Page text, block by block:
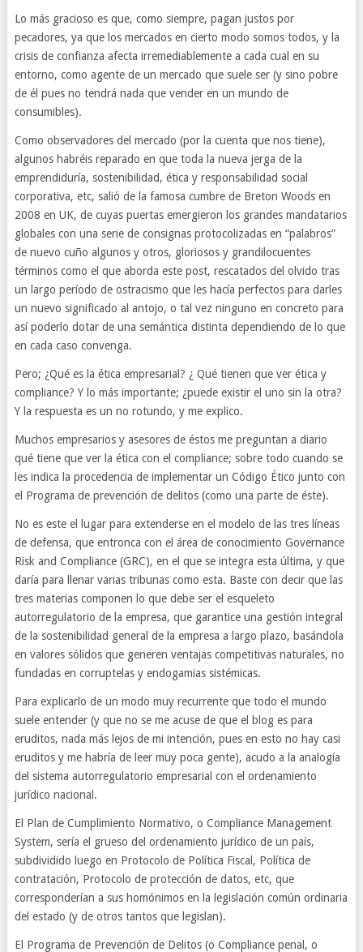
Lo más gracioso es que, como siempre, pagan justos por
pecadores, ya que los mercados en cierto modo somos todos, y la
crisis de confianza afecta irremediablemente a cada cual en su
entorno, como agente de un mercado que suele ser (y sino pobre
de él pues no tendrá nada que vender en un mundo de
consumibles).
Como observadores del mercado (por la cuenta que nos tiene),
algunos habréis reparado en que toda la nueva jerga de la
emprendiduría, sostenibilidad, ética y responsabilidad social
corporativa, etc, salió de la famosa cumbre de Breton Woods en
2008 en UK, de cuyas puertas emergieron los grandes mandatarios
globales con una serie de consignas protocolizadas en “palabros”
de nuevo cuño algunos y otros, gloriosos y grandilocuentes
términos como el que aborda este post, rescatados del olvido tras
un largo período de ostracismo que les hacía perfectos para darles
un nuevo significado al antojo, o tal vez ninguno en concreto para
así poderlo dotar de una semántica distinta dependiendo de lo que
en cada caso convenga.
Pero; ¿Qué es la ética empresarial? ¿ Qué tienen que ver ética y
compliance? Y lo más importante; ¿puede existir el uno sin la otra?
Y la respuesta es un no rotundo, y me explico.
Muchos empresarios y asesores de éstos me preguntan a diario
qué tiene que ver la ética con el compliance; sobre todo cuando se
les indica la procedencia de implementar un Código Ético junto con
el Programa de prevención de delitos (como una parte de éste).
No es este el lugar para extenderse en el modelo de las tres líneas
de defensa, que entronca con el área de conocimiento Governance
Risk and Compliance (GRC), en el que se integra esta última, y que
daría para llenar varias tribunas como esta. Baste con decir que las
tres materias componen lo que debe ser el esqueleto
autorregulatorio de la empresa, que garantice una gestión integral
de la sostenibilidad general de la empresa a largo plazo, basándola
en valores sólidos que generen ventajas competitivas naturales, no
fundadas en corruptelas y endogamias sistémicas.
Para explicarlo de un modo muy recurrente que todo el mundo
suele entender (y que no se me acuse de que el blog es para
eruditos, nada más lejos de mi intención, pues en esto no hay casi
eruditos y me habría de leer muy poca gente), acudo a la analogía
del sistema autorregulatorio empresarial con el ordenamiento
jurídico nacional.
El Plan de Cumplimiento Normativo, o Compliance Management
System, sería el grueso del ordenamiento jurídico de un país,
subdividido luego en Protocolo de Política Fiscal, Política de
contratación, Protocolo de protección de datos, etc, que
corresponderían a sus homónimos en la legislación común ordinaria
del estado (y de otros tantos que legislan).
El Programa de Prevención de Delitos (o Compliance penal, o